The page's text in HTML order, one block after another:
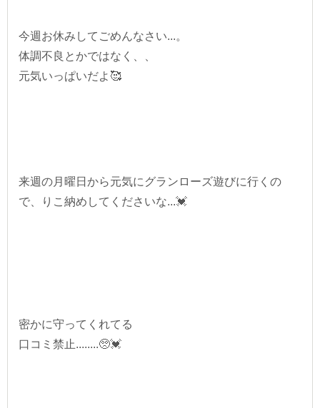
今週お休みしてごめんなさい...。
体調不良とかではなく、、
元気いっぱいだよ🥰
来週の月曜日から元気にグランローズ遊びに行くの
で、りこ納めしてくださいな...💓
密かに守ってくれてる
口コミ禁止........🥺💓